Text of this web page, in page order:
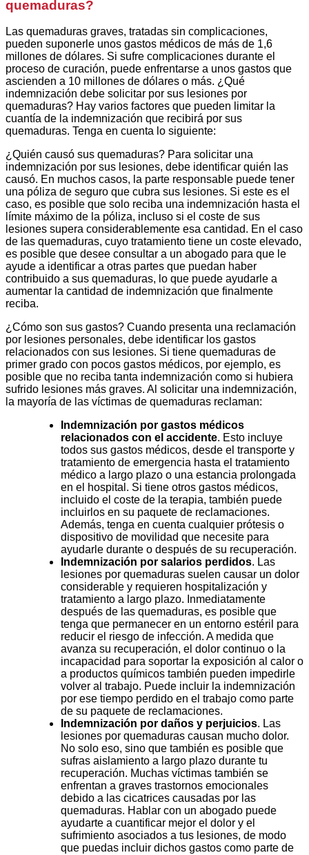
quemaduras?
Las quemaduras graves, tratadas sin complicaciones,
pueden suponerle unos gastos médicos de más de 1,6
millones de dólares. Si sufre complicaciones durante el
proceso de curación, puede enfrentarse a unos gastos que
ascienden a 10 millones de dólares o más. ¿Qué
indemnización debe solicitar por sus lesiones por
quemaduras? Hay varios factores que pueden limitar la
cuantía de la indemnización que recibirá por sus
quemaduras. Tenga en cuenta lo siguiente:
¿Quién causó sus quemaduras? Para solicitar una
indemnización por sus lesiones, debe identificar quién las
causó. En muchos casos, la parte responsable puede tener
una póliza de seguro que cubra sus lesiones. Si este es el
caso, es posible que solo reciba una indemnización hasta el
límite máximo de la póliza, incluso si el coste de sus
lesiones supera considerablemente esa cantidad. En el caso
de las quemaduras, cuyo tratamiento tiene un coste elevado,
es posible que desee consultar a un abogado para que le
ayude a identificar a otras partes que puedan haber
contribuido a sus quemaduras, lo que puede ayudarle a
aumentar la cantidad de indemnización que finalmente
reciba.
¿Cómo son sus gastos? Cuando presenta una reclamación
por lesiones personales, debe identificar los gastos
relacionados con sus lesiones. Si tiene quemaduras de
primer grado con pocos gastos médicos, por ejemplo, es
posible que no reciba tanta indemnización como si hubiera
sufrido lesiones más graves. Al solicitar una indemnización,
la mayoría de las víctimas de quemaduras reclaman:
Indemnización por gastos médicos
relacionados con el accidente. Esto incluye
todos sus gastos médicos, desde el transporte y
tratamiento de emergencia hasta el tratamiento
médico a largo plazo o una estancia prolongada
en el hospital. Si tiene otros gastos médicos,
incluido el coste de la terapia, también puede
incluirlos en su paquete de reclamaciones.
Además, tenga en cuenta cualquier prótesis o
dispositivo de movilidad que necesite para
ayudarle durante o después de su recuperación.
Indemnización por salarios perdidos. Las
lesiones por quemaduras suelen causar un dolor
considerable y requieren hospitalización y
tratamiento a largo plazo. Inmediatamente
después de las quemaduras, es posible que
tenga que permanecer en un entorno estéril para
reducir el riesgo de infección. A medida que
avanza su recuperación, el dolor continuo o la
incapacidad para soportar la exposición al calor o
a productos químicos también pueden impedirle
volver al trabajo. Puede incluir la indemnización
por ese tiempo perdido en el trabajo como parte
de su paquete de reclamaciones.
Indemnización por daños y perjuicios. Las
lesiones por quemaduras causan mucho dolor.
No solo eso, sino que también es posible que
sufras aislamiento a largo plazo durante tu
recuperación. Muchas víctimas también se
enfrentan a graves trastornos emocionales
debido a las cicatrices causadas por las
quemaduras. Hablar con un abogado puede
ayudarte a cuantificar mejor el dolor y el
sufrimiento asociados a tus lesiones, de modo
que puedas incluir dichos gastos como parte de